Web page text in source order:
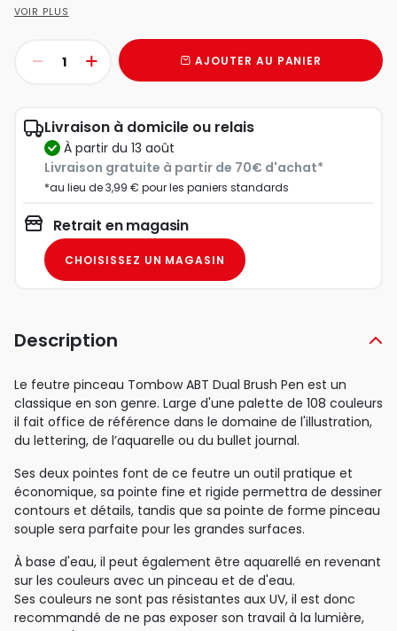
VOIR PLUS
AJOUTER AU PANIER
Livraison à domicile ou relais
à partir du 13 août
Livraison gratuite à partir de 70€ d'achat*
*au lieu de 3,99 € pour les paniers standards
Retrait en magasin
CHOISISSEZ UN MAGASIN
Description
Le feutre pinceau Tombow ABT Dual Brush Pen est un
classique en son genre. Large d'une palette de 108 couleurs
il fait office de référence dans le domaine de l'illustration,
du lettering, de l’aquarelle ou du bullet journal.
Ses deux pointes font de ce feutre un outil pratique et
économique, sa pointe fine et rigide permettra de dessiner
contours et détails, tandis que sa pointe de forme pinceau
souple sera parfaite pour les grandes surfaces.
À base d'eau, il peut également être aquarellé en revenant
sur les couleurs avec un pinceau et de d'eau.
Ses couleurs ne sont pas résistantes aux UV, il est donc
recommandé de ne pas exposer son travail à la lumière,